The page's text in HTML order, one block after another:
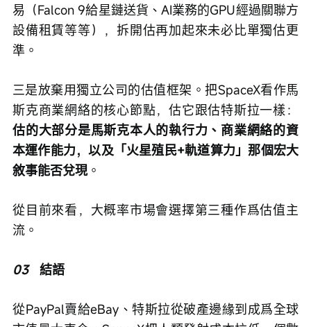
易（Falcon 9給星鏈送貨、AI業務的GPU經過關聯方
設備租賃等等），拆開估再加起來未必比單獨估更
準。
三是放棄用獨立公司的估值框架。把SpaceX看作馬
斯克商業網絡的核心節點，估它跟估特斯拉一樣：
估的大部分是馬斯克本人的執行力、商業網絡的資
本運作能力，以及「火星殖民+軌道算力」那個宏大
敘事能否兌現。
從目前來看，大概率市場會選擇第三種作爲估值主
流。
03 結語
從PayPal賣給eBay、特斯拉從破產邊緣到成爲全球